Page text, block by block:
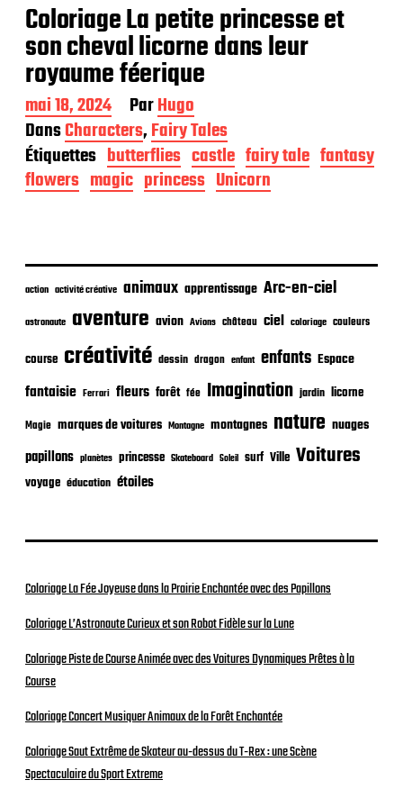
Coloriage La petite princesse et
son cheval licorne dans leur
royaume féerique
D
a
t
e
d
e
l
i
a
i
n
mai 18, 2024 ParHugo
DansCharacters,Fairy Tales
Étiquettes butterflies castle fairy tale fantasy
flowers magic princess Unicorn
action activité créative animaux apprentissage Arc-en-ciel
astronaute aventure avion Avions château ciel coloriage couleurs
course créativité dessin dragon enfant enfants Espace
fantaisie Ferrari fleurs forêt fée Imagination jardin licorne
Magie marques de voitures Montagne montagnes nature nuages
papillons planètes princesse Skateboard Soleil surf Ville Voitures
voyage éducation étoiles
Coloriage La Fée Joyeuse dans la Prairie Enchantée avec des Papillons
Coloriage L’Astronaute Curieux et son Robot Fidèle sur la Lune
Coloriage Piste de Course Animée avec des Voitures Dynamiques Prêtes à la
Course
Coloriage Concert Musiquer Animaux de la Forêt Enchantée
Coloriage Saut Extrême de Skateur au-dessus du T-Rex : une Scène
Spectaculaire du Sport Extreme